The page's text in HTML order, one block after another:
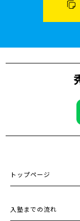
トップページ
入塾までの流れ